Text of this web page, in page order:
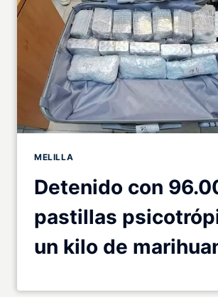
MELILLA
Detenido con
pastillas
un kilo de